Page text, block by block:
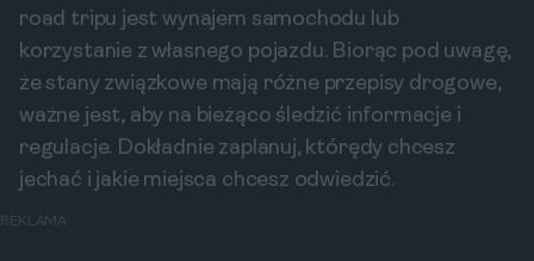
road tripu jest wynajem samochodu lub
korzystanie z własnego pojazdu. Biorąc pod uwagę,
że stany związkowe mają różne przepisy drogowe,
ważne jest, aby na bieżąco śledzić informacje i
regulacje. Dokładnie zaplanuj, którędy chcesz
jechać i jakie miejsca chcesz odwiedzić.
REKLAMA